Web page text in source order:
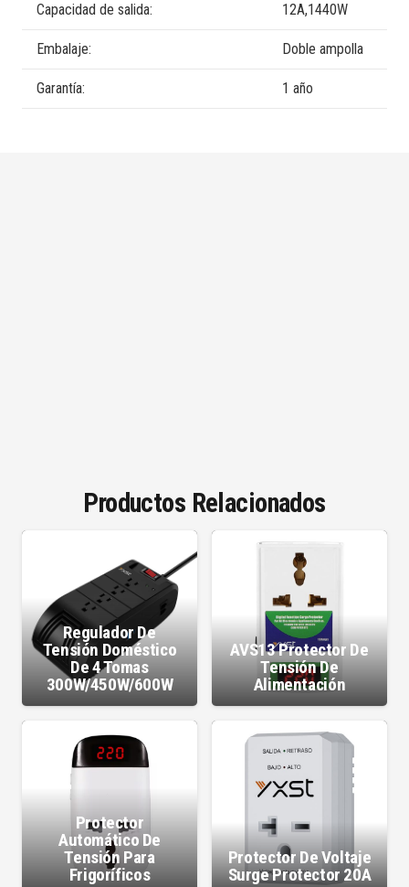
Capacidad de salida: 12A,1440W
Embalaje: Doble ampolla
Garantía: 1 año
Productos Relacionados
Regulador De
Tensión Doméstico
De 4 Tomas
300W/450W/600W
AVS13 Protector De
Tensión De
Alimentación
Protector
Automático De
Tensión Para
Frigoríficos
Protector De Voltaje
Surge Protector 20A